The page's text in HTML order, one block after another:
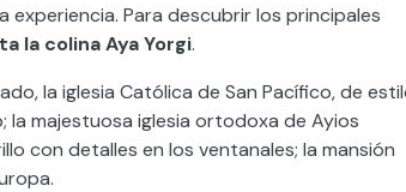
Para descubrir los principales
la colina Aya Yorgi.
la iglesia Católica de San Pacífico, de
la majestuosa iglesia ortodoxa de Ayios
con detalles en los ventanales; la mansión